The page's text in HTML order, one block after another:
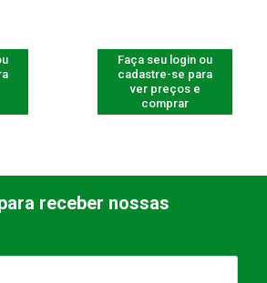
Faça seu login ou
cadastre-se para
ver preços e
comprar
receber nossas